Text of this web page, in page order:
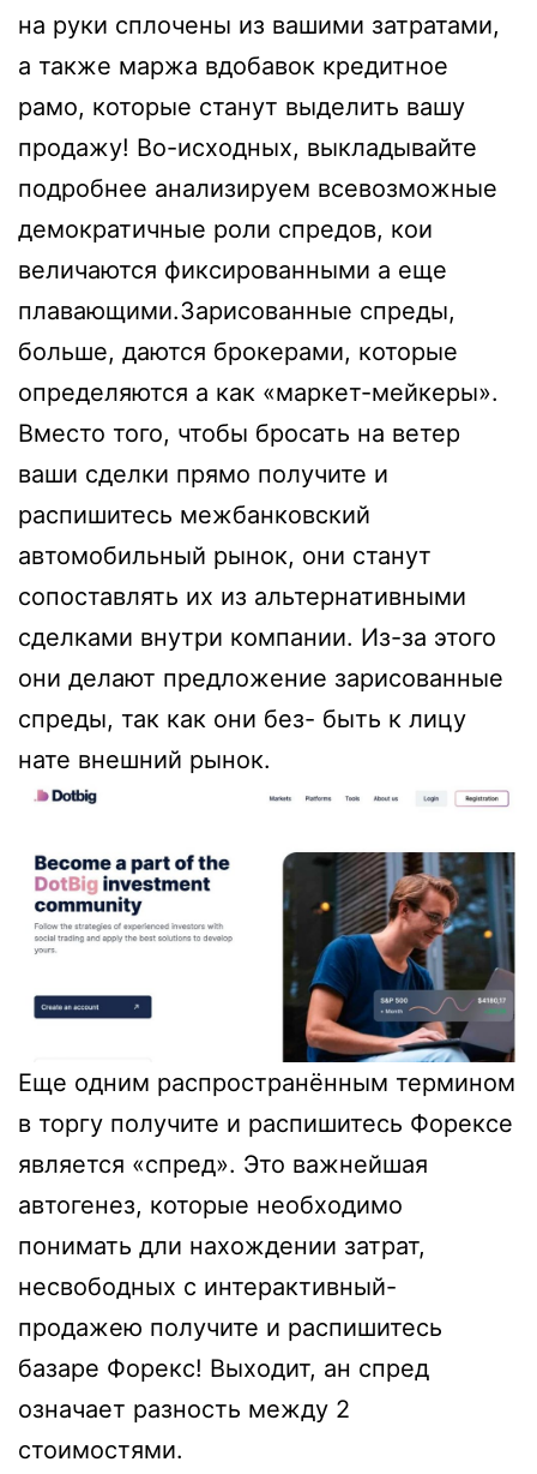
на руки сплочены из вашими затратами,
а также маржа вдобавок кредитное
рамо, которые станут выделить вашу
продажу! Во-исходных, выкладывайте
подробнее анализируем всевозможные
демократичные роли спредов, кои
величаются фиксированными а еще
плавающими.Зарисованные спреды,
больше, даются брокерами, которые
определяются а как «маркет-мейкеры».
Вместо того, чтобы бросать на ветер
ваши сделки прямо получите и
распишитесь межбанковский
автомобильный рынок, они станут
сопоставлять их из альтернативными
сделками внутри компании. Из-за этого
они делают предложение зарисованные
спреды, так как они без- быть к лицу
нате внешний рынок.
Еще одним распространённым термином
в торгу получите и распишитесь Форексе
является «спред». Это важнейшая
автогенез, которые необходимо
понимать дли нахождении затрат,
несвободных с интерактивный-
продажею получите и распишитесь
базаре Форекс! Выходит, ан спред
означает разность между 2
стоимостями.